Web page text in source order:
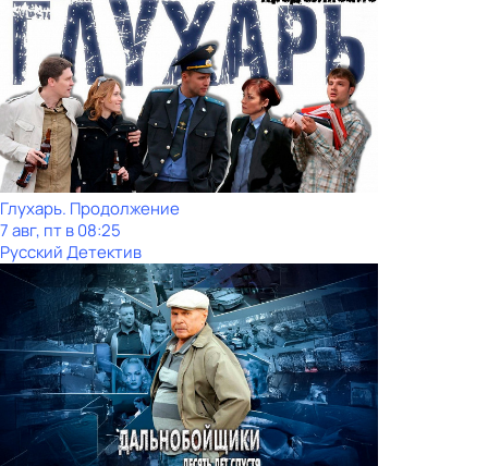
Глухарь. Продолжение
7 авг, пт в 08:25
Русский Детектив